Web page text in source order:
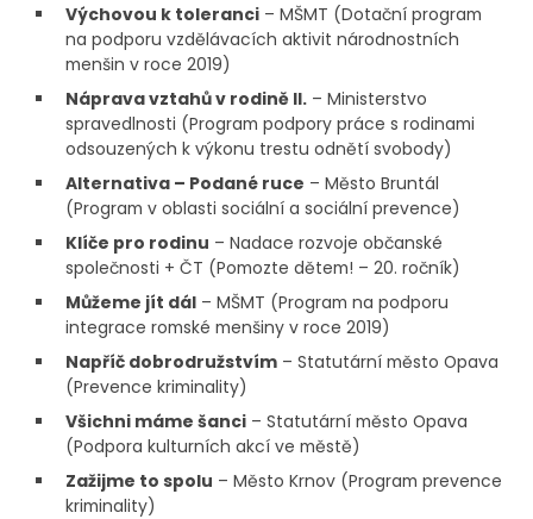
Výchovou k toleranci – MŠMT (Dotační program
na podporu vzdělávacích aktivit národnostních
menšin v roce 2019)
Náprava vztahů v rodině II. – Ministerstvo
spravedlnosti (Program podpory práce s rodinami
odsouzených k výkonu trestu odnětí svobody)
Alternativa – Podané ruce – Město Bruntál
(Program v oblasti sociální a sociální prevence)
Klíče pro rodinu – Nadace rozvoje občanské
společnosti + ČT (Pomozte dětem! – 20. ročník)
Můžeme jít dál – MŠMT (Program na podporu
integrace romské menšiny v roce 2019)
Napříč dobrodružstvím – Statutární město Opava
(Prevence kriminality)
Všichni máme šanci – Statutární město Opava
(Podpora kulturních akcí ve městě)
Zažijme to spolu – Město Krnov (Program prevence
kriminality)